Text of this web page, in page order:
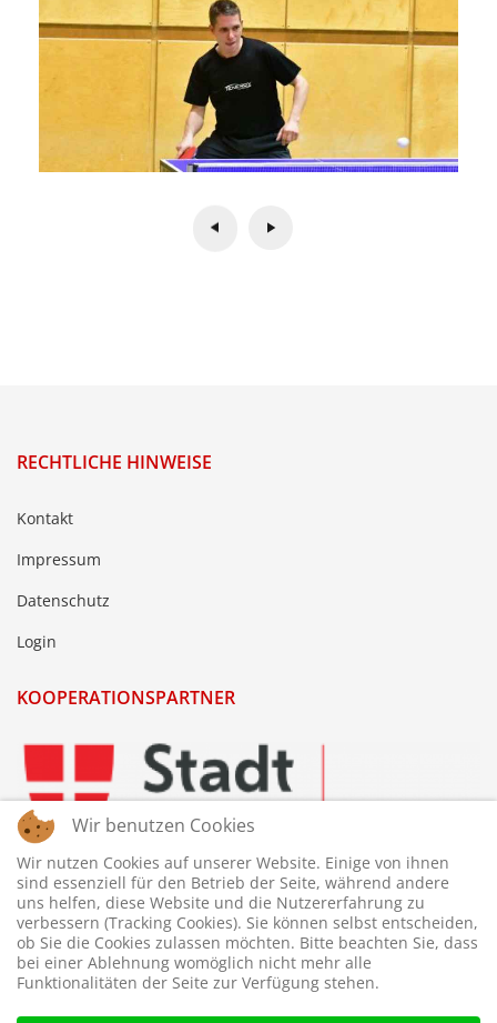
RECHTLICHE HINWEISE
Kontakt
Impressum
Datenschutz
Login
KOOPERATIONSPARTNER
Wir benutzen Cookies
Wir nutzen Cookies auf unserer Website. Einige von ihnen
sind essenziell für den Betrieb der Seite, während andere
uns helfen, diese Website und die Nutzererfahrung zu
verbessern (Tracking Cookies). Sie können selbst entscheiden,
ob Sie die Cookies zulassen möchten. Bitte beachten Sie, dass
bei einer Ablehnung womöglich nicht mehr alle
Funktionalitäten der Seite zur Verfügung stehen.